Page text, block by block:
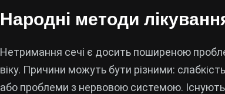
Народні методи
Нетримання сечі є досить поширеною
віку. Причини можуть бути різними:
або проблеми з нервовою системою.